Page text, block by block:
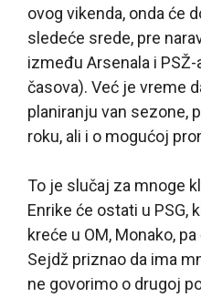
ovog vikenda, onda će
sledeće srede, pre
između Arsenala i
časova). Već je vreme
planiranju van sezone,
roku, ali i o mogućoj
To je slučaj za mnoge
Enrike će ostati u PSG,
kreće u OM, Monako,
Sejdž priznao da ima
ne govorimo o drugoj